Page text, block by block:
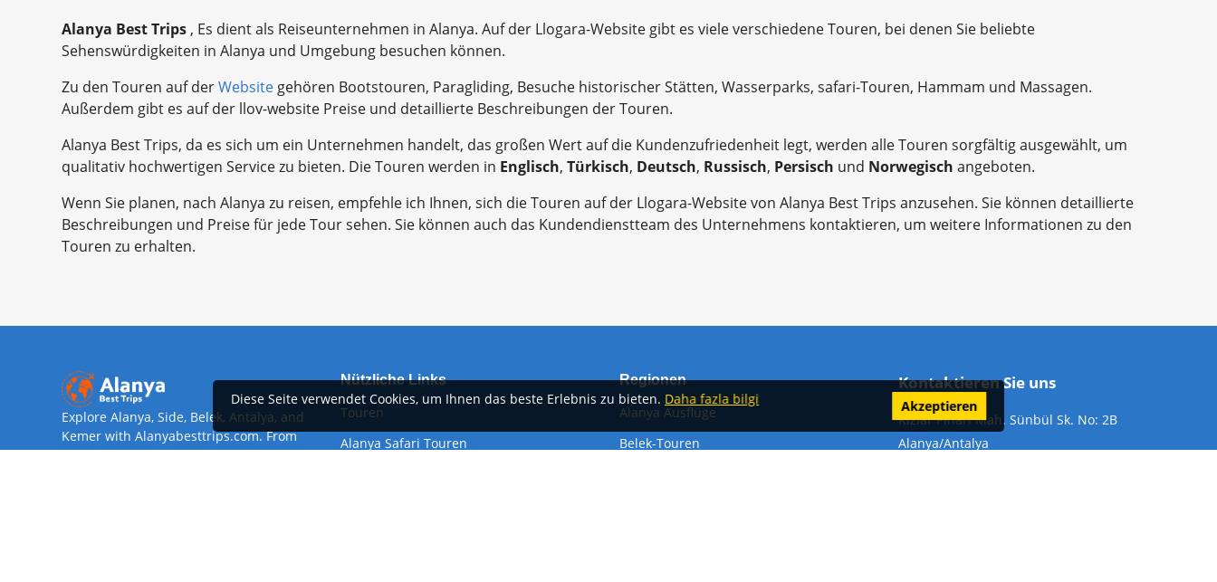
Alanya Best Trips , Es dient als Reiseunternehmen in Alanya. Auf der Llogara-Website gibt es viele verschiedene Touren, bei denen Sie beliebte
Sehenswürdigkeiten in Alanya und Umgebung besuchen können.
Zu den Touren auf derWebsite gehören Bootstouren, Paragliding, Besuche historischer Stätten, Wasserparks, safari-Touren, Hammam und Massagen.
Außerdem gibt es auf der llov-website Preise und detaillierte Beschreibungen der Touren.
Alanya Best Trips, da es sich um ein Unternehmen handelt, das großen Wert auf die Kundenzufriedenheit legt, werden alle Touren sorgfältig ausgewählt, um
qualitativ hochwertigen Service zu bieten. Die Touren werden in Englisch, Türkisch, Deutsch, Russisch, Persisch und Norwegisch angeboten.
Wenn Sie planen, nach Alanya zu reisen, empfehle ich Ihnen, sich die Touren auf der Llogara-Website von Alanya Best Trips anzusehen. Sie können detaillierte
Beschreibungen und Preise für jede Tour sehen. Sie können auch das Kundendienstteam des Unternehmens kontaktieren, um weitere Informationen zu den
Touren zu erhalten.
Explore Alanya, Side, Belek, Antalya, and
Kemer with Alanyabesttrips.com. From
serene boat tours to exhilarating
Nützliche Links
Touren
Alanya Safari Touren
Regionen
Alanya Ausflüge
Belek-Touren
Kontaktieren Sie uns
Kızlar Pınarı Mah. Sünbül Sk. No: 2B
Alanya/Antalya
Diese Seite verwendet Cookies, um Ihnen das beste Erlebnis zu bieten. Daha fazla bilgi Akzeptieren